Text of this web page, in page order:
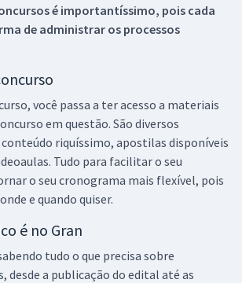
é importantíssimo, pois cada
de administrar os processos
você passa a ter acesso a materiais
em questão. São diversos
riquíssimo, apostilas disponíveis
Tudo para facilitar o seu
o seu cronograma mais flexível, pois
e quando quiser.
é no Gran
tudo o que precisa sobre
desde a publicação do edital até as